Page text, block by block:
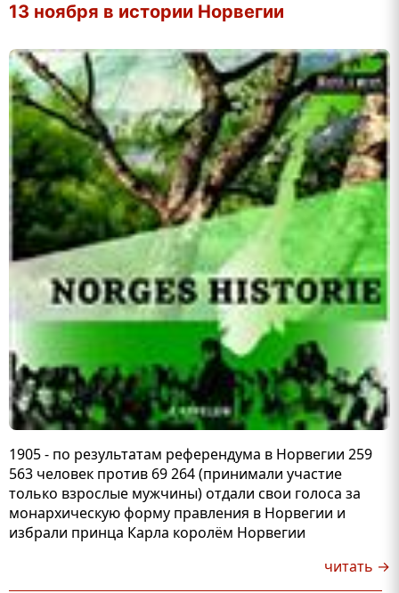
13 ноября в истории Норвегии
1905 - по результатам референдума в Норвегии 259
563 человек против 69 264 (принимали участие
только взрослые мужчины) отдали свои голоса за
монархическую форму правления в Норвегии и
избрали принца Карла королём Норвегии
читать →